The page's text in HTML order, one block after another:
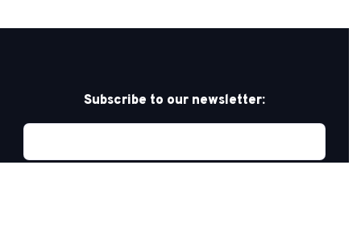
Subscribe to our newsletter: